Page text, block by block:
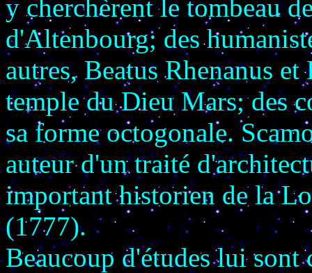
y cherchèrent le tombeau
d'Altenbourg; des
autres, Beatus Rhenanus
temple du Dieu Mars; des
sa forme octogonale.
auteur d'un traité
important historien de la
(1777).
Beaucoup d'études lui sont